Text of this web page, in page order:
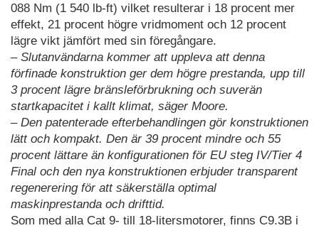
088 Nm (1 540 lb-ft) vilket resulterar i 18 procent mer
effekt, 21 procent högre vridmoment och 12 procent
lägre vikt jämfört med sin föregångare.
– Slutanvändarna kommer att uppleva att denna
förfinade konstruktion ger dem högre prestanda, upp till
3 procent lägre bränsleförbrukning och suverän
startkapacitet i kallt klimat, säger Moore.
– Den patenterade efterbehandlingen gör konstruktionen
lätt och kompakt. Den är 39 procent mindre och 55
procent lättare än konfigurationen för EU steg IV/Tier 4
Final och den nya konstruktionen erbjuder transparent
regenerering för att säkerställa optimal
maskinprestanda och drifttid.
Som med alla Cat 9- till 18-litersmotorer, finns C9.3B i